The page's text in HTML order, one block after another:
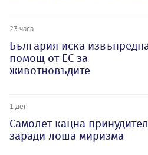
23 часа
България иска
помощ от ЕС за
животновъдите
1 ден
Самолет кацна
заради лоша миризма